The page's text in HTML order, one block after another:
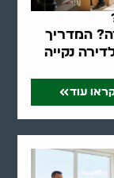
המדריך
נקייה
עוד